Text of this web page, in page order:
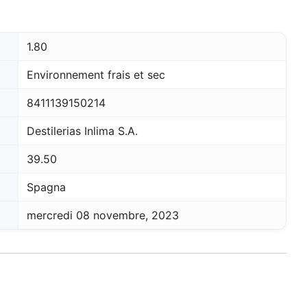
1.80
Environnement frais et sec
8411139150214
Destilerias Inlima S.A.
39.50
Spagna
mercredi 08 novembre, 2023